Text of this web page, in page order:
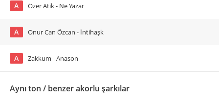
A Özer Atik - Ne Yazar
A Onur Can Özcan - İntihaşk
A Zakkum - Anason
Aynı ton / benzer akorlu şarkılar